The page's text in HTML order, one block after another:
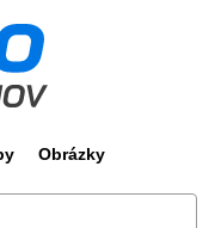
Obrázky